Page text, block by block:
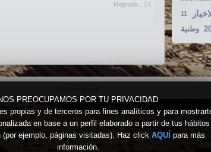
PREOCUPAMOS POR TU PRIVACIDAD
propias y de terceros para fines analíticos y para
en base a un perfil elaborado a partir de tus hábitos
(por ejemplo, páginas visitadas). Haz click AQUÍ para más
información.
11
وطنية
Reprods.: 14